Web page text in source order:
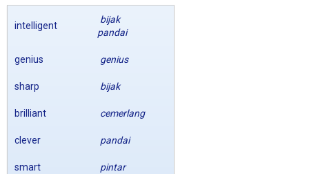
intelligent
bijak
pandai
genius genius
sharp bijak
brilliant cemerlang
clever pandai
smart pintar